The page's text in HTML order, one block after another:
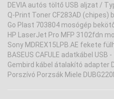
DEVIA autós töltő USB aljzat /
Q-Print Toner CF283AD (chipes)
Go Plast 703804 mosógép
HP LaserJet Pro MFP 3102fdn
Sony MDREX15LPB.AE fekete
BASEUS CAFULE adatkábel USB
Gembird kábel átalakító adapter
Porszívó Porzsák Miele